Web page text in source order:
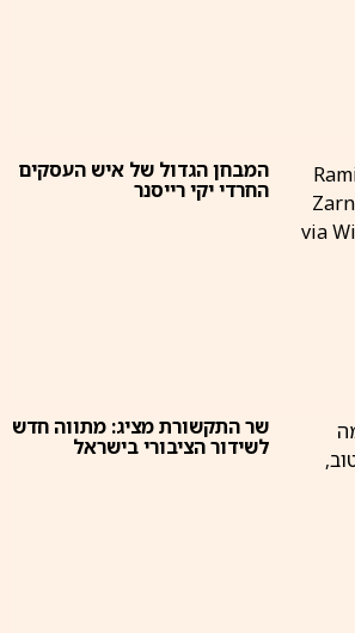
המבחן הגדול של איש העסקים
החרדי יקי רייסנר
שר התקשורת מציג: מתווה חדש
לשידור הציבורי בישראל